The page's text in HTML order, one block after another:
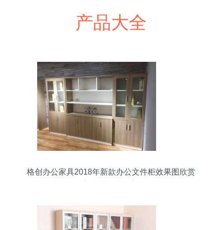
产品大全
格创办公家具2018年新款办公文件柜效果图欣赏